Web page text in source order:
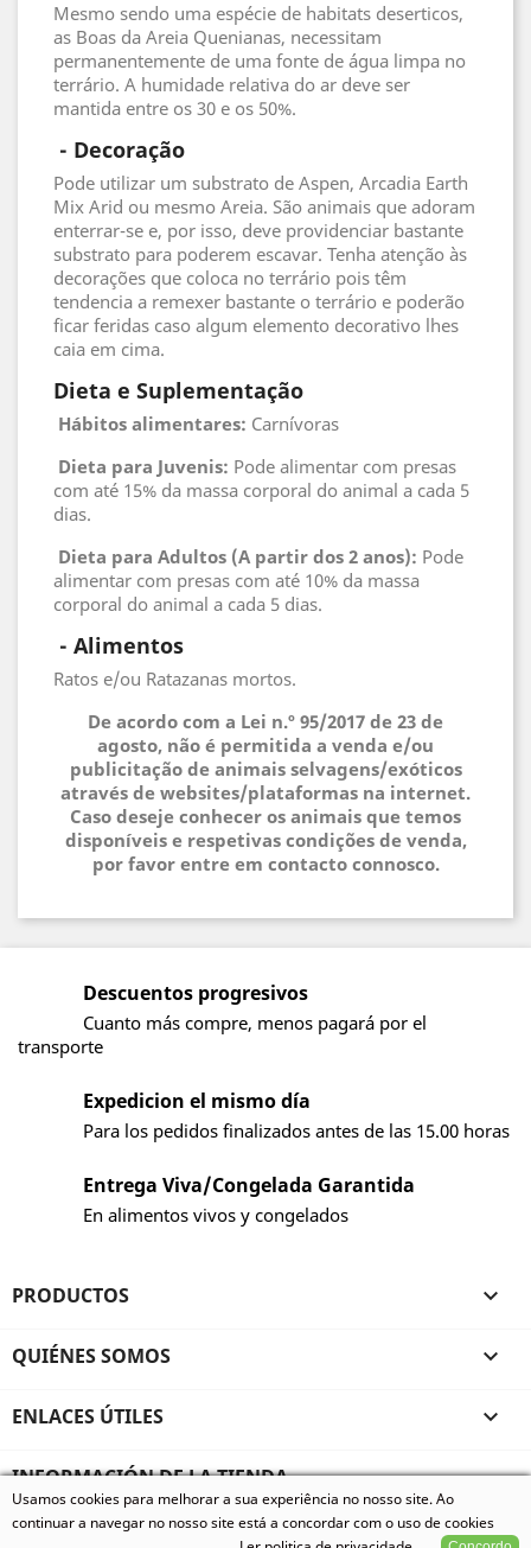
Mesmo sendo uma espécie de habitats deserticos,
as Boas da Areia Quenianas, necessitam
permanentemente de uma fonte de água limpa no
terrário. A humidade relativa do ar deve ser
mantida entre os 30 e os 50%.
- Decoração
Pode utilizar um substrato de Aspen, Arcadia Earth
Mix Arid ou mesmo Areia. São animais que adoram
enterrar-se e, por isso, deve providenciar bastante
substrato para poderem escavar. Tenha atenção às
decorações que coloca no terrário pois têm
tendencia a remexer bastante o terrário e poderão
ficar feridas caso algum elemento decorativo lhes
caia em cima.
Dieta e Suplementação
Hábitos alimentares: Carnívoras
Dieta para Juvenis: Pode alimentar com presas
com até 15% da massa corporal do animal a cada 5
dias.
Dieta para Adultos (A partir dos 2 anos): Pode
alimentar com presas com até 10% da massa
corporal do animal a cada 5 dias.
- Alimentos
Ratos e/ou Ratazanas mortos.
De acordo com a Lei n.º 95/2017 de 23 de
agosto, não é permitida a venda e/ou
publicitação de animais selvagens/exóticos
através de websites/plataformas na internet.
Caso deseje conhecer os animais que temos
disponíveis e respetivas condições de venda,
por favor entre em contacto connosco.
Descuentos progresivos
Cuanto más compre, menos pagará por el
transporte
Expedicion el mismo día
Para los pedidos finalizados antes de las 15.00 horas
Entrega Viva/Congelada Garantida
En alimentos vivos y congelados
PRODUCTOS 
QUIÉNES SOMOS 
ENLACES ÚTILES 
INFORMACIÓN DE LA TIENDA
© 2026 - Vivum - Especializados em Animais Exóticos, todos
Usamos cookies para melhorar a sua experiência no nosso site. Ao
continuar a navegar no nosso site está a concordar com o uso de cookies